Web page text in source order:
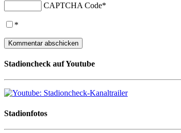
CAPTCHA Code*
*
Stadioncheck auf Youtube
Stadionfotos